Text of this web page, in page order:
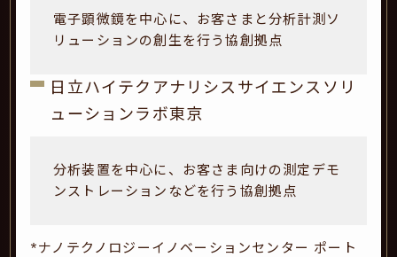
電子顕微鏡を中心に、お客さまと分析計測ソ
リューションの創生を行う協創拠点
日立ハイテクアナリシスサイエンスソリ
ューションラボ東京
分析装置を中心に、お客さま向けの測定デモ
ンストレーションなどを行う協創拠点
*ナノテクノロジーイノベーションセンター ポート